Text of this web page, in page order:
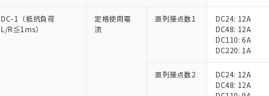
DC-1（抵抗負荷
L/R≦1ms）
定格使用電
流
直列接点数1
DC24: 12A
DC48: 12A
DC110: 6A
DC220: 1A
直列接点数2
DC24: 12A
DC48: 12A